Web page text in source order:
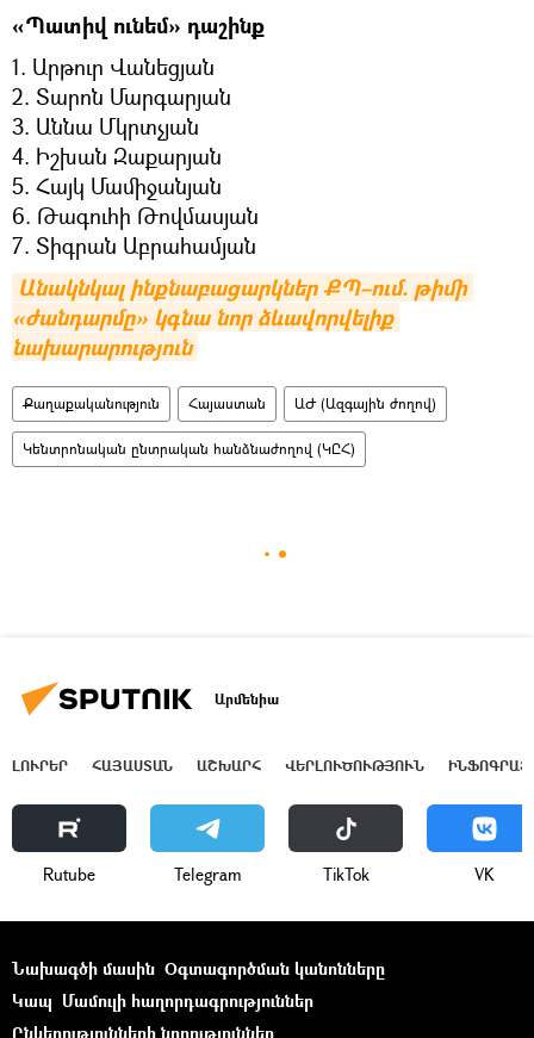
«Պատիվ ունեմ» դաշինք
1. Արթուր Վանեցյան
2. Տարոն Մարգարյան
3. Աննա Մկրտչյան
4. Իշխան Զաքարյան
5. Հայկ Մամիջանյան
6. Թագուհի Թովմասյան
7. Տիգրան Աբրահամյան
Անակնկալ ինքնաբացարկներ ՔՊ–ում. թիմի
«ժանդարմը» կգնա նոր ձևավորվելիք
նախարարություն
Քաղաքականություն Հայաստան ԱԺ (Ազգային ժողով)
Կենտրոնական ընտրական հանձնաժողով (ԿԸՀ)
Արմենիա
ԼՈՒՐԵՐ ՀԱՅԱՍՏԱՆ ԱՇԽԱՐՀ ՎԵՐԼՈՒԾՈՒԹՅՈՒՆ
Rutube Telegram ТikТоk VK
Նախագծի մասին Օգտագործման կանոնները
Կապ Մամուլի հաղորդագրություններ
Ընկերությունների նորություններ